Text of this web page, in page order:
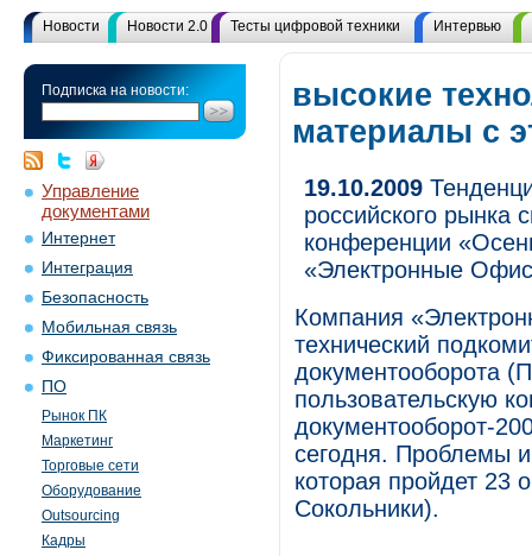
Новости Новости 2.0 Тесты цифровой техники Интервью
Подписка на новости:
Управление
документами
Интернет
Интеграция
Безопасность
Мобильная связь
Фиксированная связь
ПО
Рынок ПК
Маркетинг
Торговые сети
Оборудование
Outsourcing
Кадры
высокие
материалы с
19.10.2009
российского рынка
конференции
«Электронные
Компания
технический
документооборота
пользовательскую
документооборот-
сегодня. Проблемы
которая пройдет 23
Сокольники).